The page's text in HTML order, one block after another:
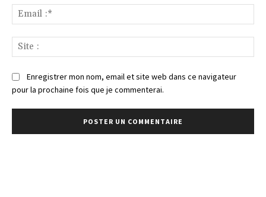
:*
:
Enregistrer mon nom, email et site web dans ce navigateur
pour la prochaine fois que je commenterai.